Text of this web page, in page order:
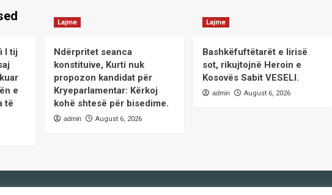
I tij
e
të
Lajme
Ndërpritet seanca
konstituive, Kurti nuk
propozon kandidat për
Kryeparlamentar: Kërkoj
kohë shtesë për bisedime.
admin August 6, 2026
Lajme
Bashkëfuftëtarët e lirisë
sot, rikujtojnë Heroin e
Kosovës Sabit VESELI.
admin August 6, 2026